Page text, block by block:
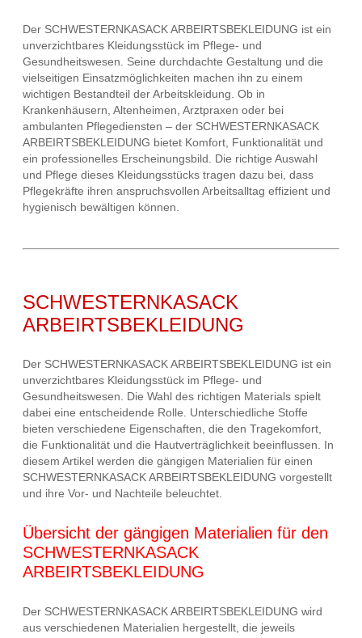
Der SCHWESTERNKASACK ARBEIRTSBEKLEIDUNG ist ein
unverzichtbares Kleidungsstück im Pflege- und
Gesundheitswesen. Seine durchdachte Gestaltung und die
vielseitigen Einsatzmöglichkeiten machen ihn zu einem
wichtigen Bestandteil der Arbeitskleidung. Ob in
Krankenhäusern, Altenheimen, Arztpraxen oder bei
ambulanten Pflegediensten – der SCHWESTERNKASACK
ARBEIRTSBEKLEIDUNG bietet Komfort, Funktionalität und
ein professionelles Erscheinungsbild. Die richtige Auswahl
und Pflege dieses Kleidungsstücks tragen dazu bei, dass
Pflegekräfte ihren anspruchsvollen Arbeitsalltag effizient und
hygienisch bewältigen können.
SCHWESTERNKASACK
ARBEIRTSBEKLEIDUNG
Der SCHWESTERNKASACK ARBEIRTSBEKLEIDUNG ist ein
unverzichtbares Kleidungsstück im Pflege- und
Gesundheitswesen. Die Wahl des richtigen Materials spielt
dabei eine entscheidende Rolle. Unterschiedliche Stoffe
bieten verschiedene Eigenschaften, die den Tragekomfort,
die Funktionalität und die Hautverträglichkeit beeinflussen. In
diesem Artikel werden die gängigen Materialien für einen
SCHWESTERNKASACK ARBEIRTSBEKLEIDUNG vorgestellt
und ihre Vor- und Nachteile beleuchtet.
Übersicht der gängigen Materialien für den
SCHWESTERNKASACK
ARBEIRTSBEKLEIDUNG
Der SCHWESTERNKASACK ARBEIRTSBEKLEIDUNG wird
aus verschiedenen Materialien hergestellt, die jeweils